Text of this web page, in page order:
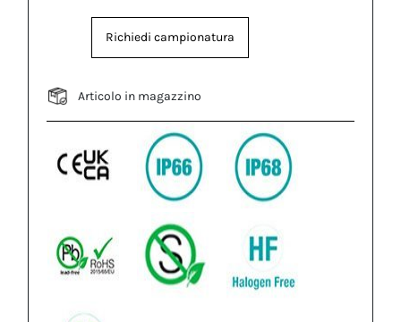
Richiedi campionatura
Articolo in magazzino